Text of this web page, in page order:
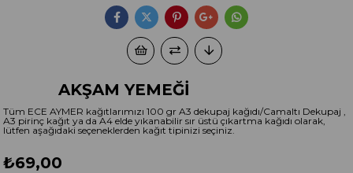
AKŞAM YEMEĞİ
Tüm ECE AYMER kağıtlarımızı 100 gr A3 dekupaj kağıdı/Camaltı Dekupaj ,
A3 pirinç kağıt ya da A4 elde yıkanabilir sır üstü çıkartma kağıdı olarak,
lütfen aşağıdaki seçeneklerden kağıt tipinizi seçiniz.
₺69,00